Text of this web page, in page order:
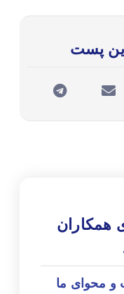
پست
همکاران
و محوای ما